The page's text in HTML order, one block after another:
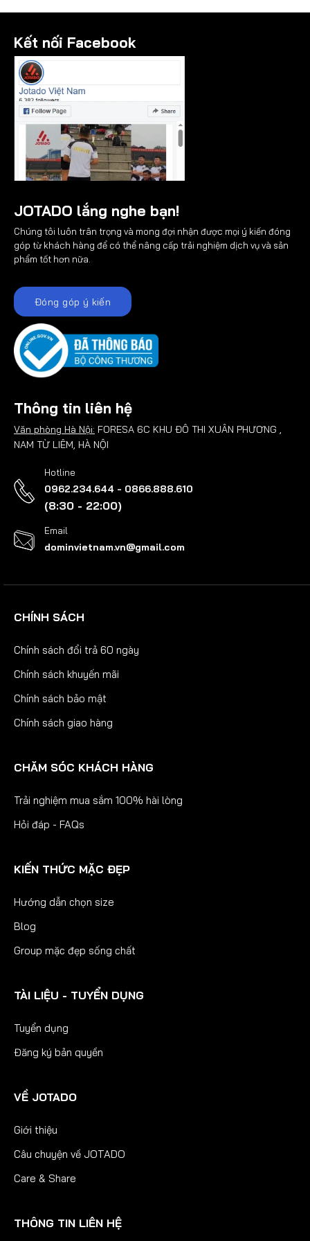
JOTADO lắng nghe bạn!
Chúng tôi luôn trân trọng và mong đợi nhận được mọi ý kiến đóng
góp từ khách hàng để có thể nâng cấp trải nghiệm dịch vụ và sản
phẩm tốt hơn nữa.
Đóng góp ý kiến
Kết nối Facebook
Thông tin liên hệ
Văn phòng Hà Nội: FORESA 6C KHU ĐÔ THI XUÂN PHƯƠNG ,
NAM TỪ LIÊM, HÀ NỘI
Hotline
0962.234.644 - 0866.888.610
(8:30 - 22:00)
Email
dominvietnam.vn@gmail.com
CHÍNH SÁCH
Chính sách đổi trả 60 ngày
Chính sách khuyến mãi
Chính sách bảo mật
Chính sách giao hàng
CHĂM SÓC KHÁCH HÀNG
Trải nghiệm mua sắm 100% hài lòng
Hỏi đáp - FAQs
KIẾN THỨC MẶC ĐẸP
Hướng dẫn chọn size
Blog
Group mặc đẹp sống chất
TÀI LIỆU - TUYỂN DỤNG
Tuyển dụng
Đăng ký bản quyền
VỀ JOTADO
Giới thiệu
Câu chuyện về JOTADO
Care & Share
THÔNG TIN LIÊN HỆ